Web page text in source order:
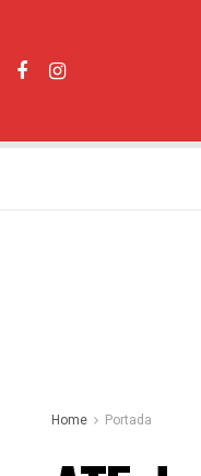
Home Portada